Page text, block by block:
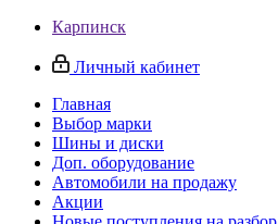
Карпинск
Личный кабинет
Главная
Выбор марки
Шины и диски
Доп. оборудование
Автомобили на продажу
Акции